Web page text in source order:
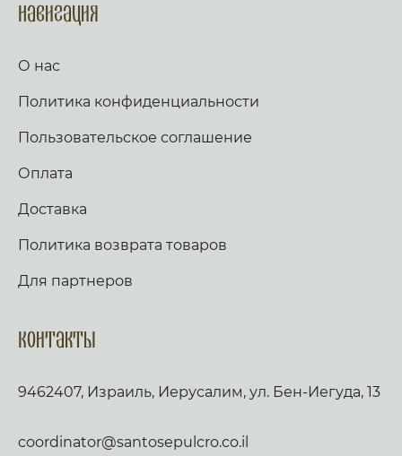
Навигация
О нас
Политика конфиденциальности
Пользовательское соглашение
Оплата
Доставка
Политика возврата товаров
Для партнеров
Контакты
9462407, Израиль, Иерусалим, ул. Бен-Иегуда, 13
coordinator@santosepulcro.co.il